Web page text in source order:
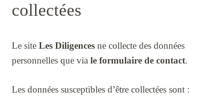
collectées
Le site Les Diligences ne collecte des données
personnelles que via le formulaire de contact.
Les données susceptibles d’être collectées sont :